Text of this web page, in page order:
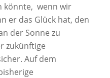
könnte, wenn wir
er das Glück hat, den
der Sonne zu
zukünftige
Auf dem